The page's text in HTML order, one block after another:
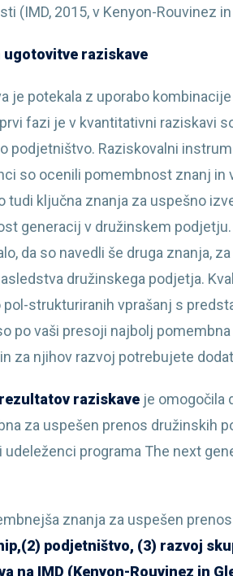
(IMD, 2015, v Kenyon-Rouvinez
ugotovitve raziskave
je potekala z uporabo
fazi je v kvantitativni raziskavi
podjetništvo. Raziskovalni
so ocenili pomembnost znanj in
tudi ključna znanja za uspešno
generacij v družinskem
da so navedli še druga znanja,
družinskega podjetja.
strukturiranih vprašanj s
po vaši presoji najbolj
za njihov razvoj potrebujete
raziskave je omogočila
za uspešen prenos družinskih
udeleženci programa The next
znanja za uspešen
podjetništvo, (3) razvoj
na IMD (Kenyon-Rouvinez in